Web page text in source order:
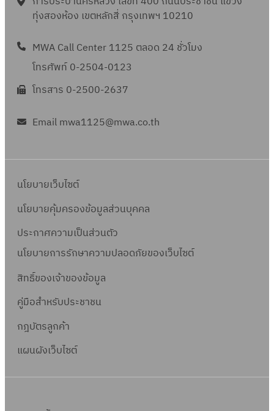
ทุ่งสองห้อง เขตหลักสี่ กรุงเทพฯ 10210
MWA Call Center 1125 ตลอด 24 ชั่วโมง
โทรศัพท์ 0-2504-0123
โทรสาร 0-2500-2637
Email mwa1125@mwa.co.th
นโยบายเว็บไซต์
นโยบายคุ้มครองข้อมูลส่วนบุคคล
ประกาศความเป็นส่วนตัว
นโยบายการรักษาความปลอดภัยของเว็บไซต์
สิทธิ์ของเจ้าของข้อมูล
คู่มือสำหรับประชาชน
กฎบัตรลูกค้า
แผนผังเว็บไซต์